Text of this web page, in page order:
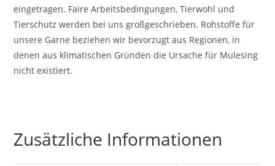
eingetragen. Faire Arbeitsbedingungen, Tierwohl und
Tierschutz werden bei uns großgeschrieben. Rohstoffe für
unsere Garne beziehen wir bevorzugt aus Regionen, in
denen aus klimatischen Gründen die Ursache für Mulesing
nicht existiert.
Zusätzliche Informationen